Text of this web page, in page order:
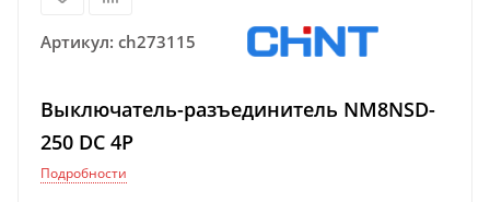
Артикул: ch273115
Выключатель-разъединитель NM8NSD-
250 DC 4P
Подробности